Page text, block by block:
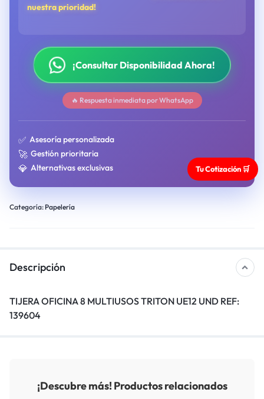
nuestra prioridad!
¡Consultar Disponibilidad Ahora!
🔥 Respuesta inmediata por WhatsApp
✅ Asesoría personalizada
🚀 Gestión prioritaria
💎 Alternativas exclusivas
Categoría: Papelería
Descripción
TIJERA OFICINA 8 MULTIUSOS TRITON UE12 UND REF:
139604
¡Descubre más! Productos relacionados
Tu Cotización 🛒